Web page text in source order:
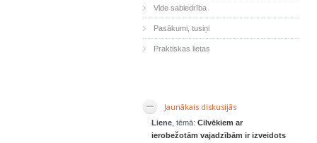
Vide sabiedrība
Pasākumi, tusiņi
Praktiskas lietas
Jaunākais diskusijās
Liene , tēmā: Cilvēkiem ar
ierobežotām vajadzībām ir izveidots